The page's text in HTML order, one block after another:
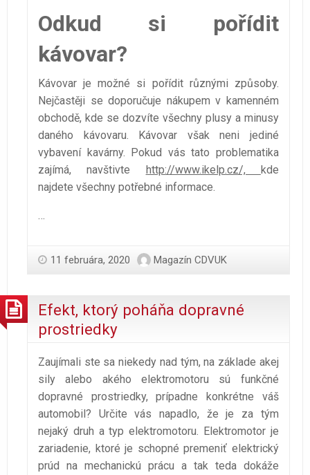
Odkud si pořídit
kávovar?
Kávovar je možné si pořídit různými způsoby.
Nejčastěji se doporučuje nákupem v kamenném
obchodě, kde se dozvíte všechny plusy a minusy
daného kávovaru. Kávovar však neni jediné
vybavení kavárny. Pokud vás tato problematika
zajímá, navštivte http://www.ikelp.cz/, kde
najdete všechny potřebné informace.
11 februára, 2020 Magazín CDVUK
Efekt, ktorý poháňa dopravné
prostriedky
Zaujímali ste sa niekedy nad tým, na základe akej
sily alebo akého elektromotoru sú funkčné
dopravné prostriedky, prípadne konkrétne váš
automobil? Určite vás napadlo, že je za tým
nejaký druh a typ elektromotoru. Elektromotor je
zariadenie, ktoré je schopné premeniť elektrický
prúd na mechanickú prácu a tak teda dokáže